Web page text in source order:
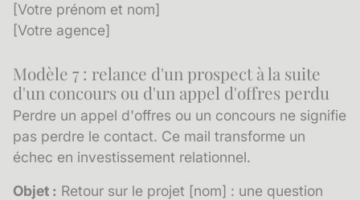
[Votre prénom et nom]
[Votre agence]
Modèle 7 : relance d'un prospect à la suite
d'un concours ou d'un appel d'offres perdu
Perdre un appel d'offres ou un concours ne signifie
pas perdre le contact. Ce mail transforme un
échec en investissement relationnel.
Objet : Retour sur le projet [nom] : une question